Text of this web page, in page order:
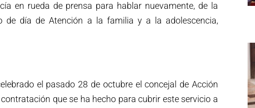
en rueda de prensa para hablar nuevamente, de la
de día de Atención a la familia y a la adolescencia,
el pasado 28 de octubre el concejal de Acción
que se ha hecho para cubrir este servicio a